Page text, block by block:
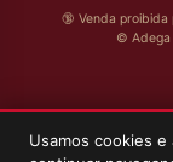
Usamos cookies
🔞 Venda proibida
© Adega